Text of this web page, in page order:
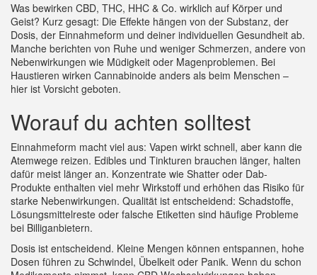
Was bewirken CBD, THC, HHC & Co. wirklich auf Körper und
Geist? Kurz gesagt: Die Effekte hängen von der Substanz, der
Dosis, der Einnahmeform und deiner individuellen Gesundheit ab.
Manche berichten von Ruhe und weniger Schmerzen, andere von
Nebenwirkungen wie Müdigkeit oder Magenproblemen. Bei
Haustieren wirken Cannabinoide anders als beim Menschen –
hier ist Vorsicht geboten.
Worauf du achten solltest
Einnahmeform macht viel aus: Vapen wirkt schnell, aber kann die
Atemwege reizen. Edibles und Tinkturen brauchen länger, halten
dafür meist länger an. Konzentrate wie Shatter oder Dab-
Produkte enthalten viel mehr Wirkstoff und erhöhen das Risiko für
starke Nebenwirkungen. Qualität ist entscheidend: Schadstoffe,
Lösungsmittelreste oder falsche Etiketten sind häufige Probleme
bei Billiganbietern.
Dosis ist entscheidend. Kleine Mengen können entspannen, hohe
Dosen führen zu Schwindel, Übelkeit oder Panik. Wenn du schon